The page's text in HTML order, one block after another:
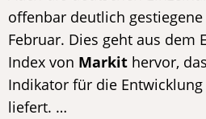
offenbar deutlich
Februar. Dies geht aus dem
Index von Markit hervor,
Indikator für die
liefert. …